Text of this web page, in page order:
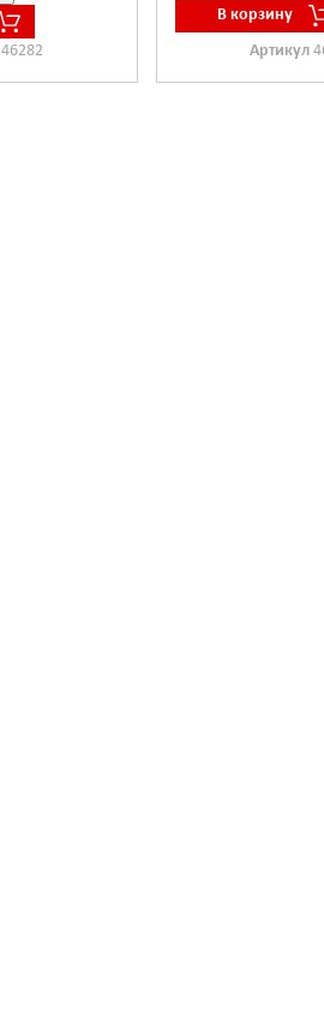
46282
В корзину
Артикул